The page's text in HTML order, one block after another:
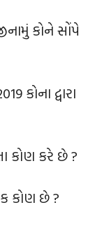
કોને સોંપે
કોના દ્વારા
કોણ કરે છે ?
કોણ છે ?